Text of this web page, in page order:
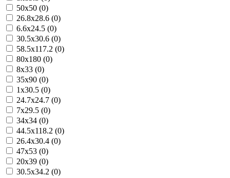
50x50 (0)
26.8x28.6 (0)
6.6x24.5 (0)
30.5x30.6 (0)
58.5x117.2 (0)
80x180 (0)
8x33 (0)
35x90 (0)
1x30.5 (0)
24.7x24.7 (0)
7x29.5 (0)
34x34 (0)
44.5x118.2 (0)
26.4x30.4 (0)
47x53 (0)
20x39 (0)
30.5x34.2 (0)